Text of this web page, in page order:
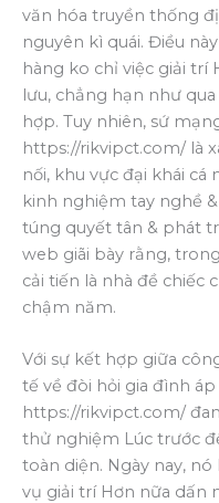
văn hóa truyền thống
nguyên kì quái. Điều
hàng ko chỉ việc giải trí
lưu, chẳng hạn như
hợp. Tuy nhiên, sứ
https://rikvipct.com/ là
nối, khu vực đại khái cá
kinh nghiệm tay nghề
túng quyết tân & phát
web giãi bày rằng,
cải tiến là nhà đề chiếc
chậm năm.
Với sự kết hợp giữa
tế về đòi hỏi gia đình
https://rikvipct.com/
thử nghiệm Lúc trước
toàn diện. Ngày nay,
vụ giải trí Hơn nữa dấn